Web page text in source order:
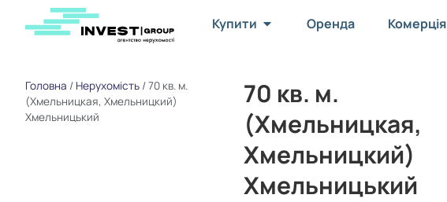
Купити Оренда Комерція
Головна / Нерухомість /70 кв. м.
(Хмельницкая, Хмельницкий)
Хмельницький
70 кв. м.
(Хмельницкая,
Хмельницкий)
Хмельницький